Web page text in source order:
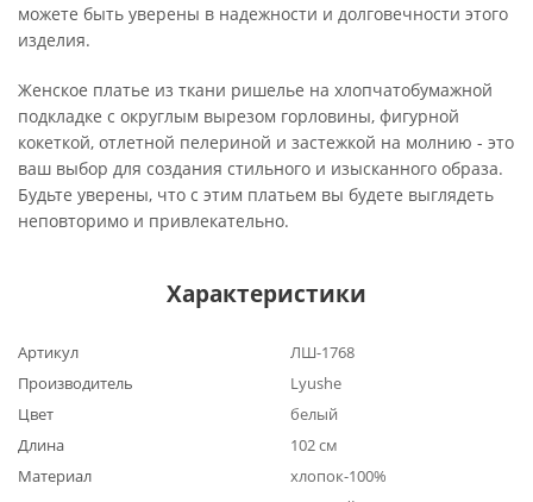
можете быть уверены в надежности и долговечности этого
изделия.
Женское платье из ткани ришелье на хлопчатобумажной
подкладке с округлым вырезом горловины, фигурной
кокеткой, отлетной пелериной и застежкой на молнию - это
ваш выбор для создания стильного и изысканного образа.
Будьте уверены, что с этим платьем вы будете выглядеть
неповторимо и привлекательно.
Характеристики
Артикул
ЛШ-1768
Производитель
Lyushe
Цвет
белый
Длина
102 см
Материал
хлопок-100%